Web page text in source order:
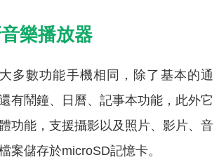
樂播放器
多數功能手機相同，除了基本的通
有鬧鐘、日曆、記事本功能，此外它
功能，支援攝影以及照片、影片、音
案儲存於microSD記憶卡。